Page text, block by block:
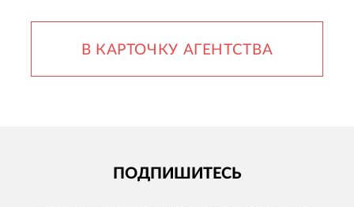
В КАРТОЧКУ АГЕНТСТВА
ПОДПИШИТЕСЬ